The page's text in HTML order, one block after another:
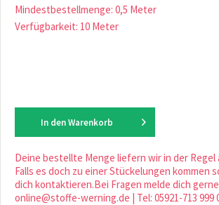
Mindestbestellmenge: 0,5 Meter
Verfügbarkeit: 10 Meter
In den Warenkorb
Deine bestellte Menge liefern wir in der Regel
Falls es doch zu einer Stückelungen kommen
dich kontaktieren.Bei Fragen melde dich
online@stoffe-werning.de | Tel: 05921-713 999